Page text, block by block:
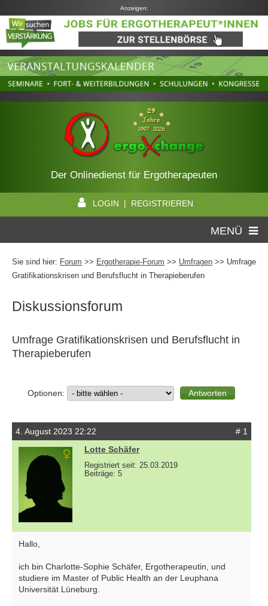
Anzeigen:
Der Onlinedienst für Ergotherapeuten
LOGIN | REGISTRIEREN
MENÜ
Sie sind hier: Forum >> Ergotherapie-Forum >> Umfragen >> Umfrage
Gratifikationskrisen und Berufsflucht in Therapieberufen
Diskussionsforum
Umfrage Gratifikationskrisen und Berufsflucht in
Therapieberufen
Optionen:
4. August 2023 22:22
# 1
Lotte Schäfer
Registriert seit: 25.03.2019
Beiträge: 5
Hallo,
ich bin Charlotte-Sophie Schäfer, Ergotherapeutin, und
studiere im Master of Public Health an der Leuphana
Universität Lüneburg.